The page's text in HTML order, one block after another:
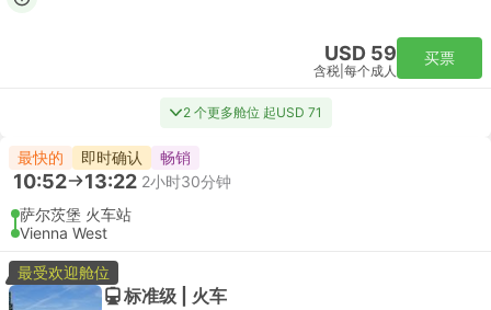
USD 59
含税 每个成人
买票
2 个更多舱位 起USD 71
最快的 即时确认 畅销
10:52 13:22 2小时30分钟
萨尔茨堡 火车站
Vienna West
最受欢迎舱位
标准级 | 火车